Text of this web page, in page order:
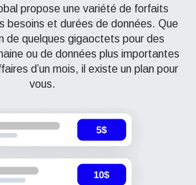
propose une variété de forfaits
besoins et durées de données. Que
de quelques gigaoctets pour des
ou de données plus importantes
d’un mois, il existe un plan pour
vous.